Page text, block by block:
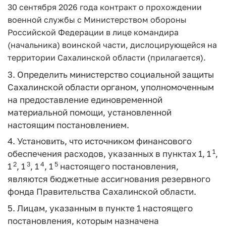
30 сентября 2026 года контракт о прохождении
военной службы с Министерством обороны
Российской Федерации в лице командира
(начальника) воинской части, дислоцирующейся на
территории Сахалинской области (прилагается).
3. Определить министерство социальной защиты
Сахалинской области органом, уполномоченным
на предоставление единовременной
материальной помощи, установленной
настоящим постановлением.
4. Установить, что источником финансового
обеспечения расходов, указанных в пунктах 1, 1 1 ,
1 2, 1 3, 1 4, 1 5 настоящего постановления,
являются бюджетные ассигнования резервного
фонда Правительства Сахалинской области.
5. Лицам, указанным в пункте 1 настоящего
постановления, которым назначена